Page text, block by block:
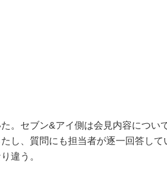
。セブン&アイ側は会見内容につい
し、質問にも担当者が逐一回答して
違う。